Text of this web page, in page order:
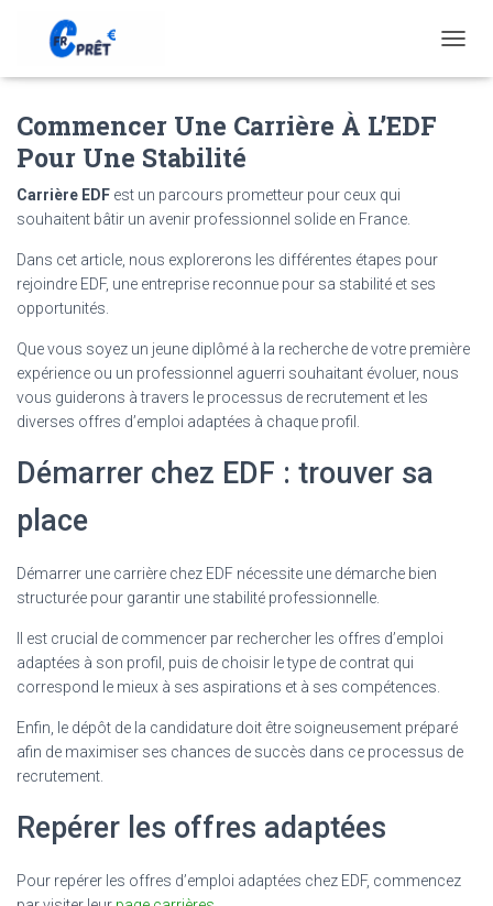
O
O
N
Commencer Une Carrière À L’EDF
Pour Une Stabilité
Carrière EDF est un parcours prometteur pour ceux qui
souhaitent bâtir un avenir professionnel solide en France.
Dans cet article, nous explorerons les différentes étapes pour
rejoindre EDF, une entreprise reconnue pour sa stabilité et ses
opportunités.
Que vous soyez un jeune diplômé à la recherche de votre première
expérience ou un professionnel aguerri souhaitant évoluer, nous
vous guiderons à travers le processus de recrutement et les
diverses offres d’emploi adaptées à chaque profil.
Démarrer chez EDF : trouver sa
place
Démarrer une carrière chez EDF nécessite une démarche bien
structurée pour garantir une stabilité professionnelle.
Il est crucial de commencer par rechercher les offres d’emploi
adaptées à son profil, puis de choisir le type de contrat qui
correspond le mieux à ses aspirations et à ses compétences.
Enfin, le dépôt de la candidature doit être soigneusement préparé
afin de maximiser ses chances de succès dans ce processus de
recrutement.
Repérer les offres adaptées
Pour repérer les offres d’emploi adaptées chez EDF, commencez